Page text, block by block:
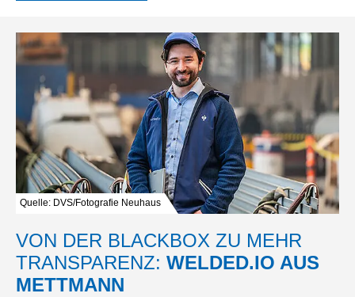
Quelle: DVS/Fotografie Neuhaus
VON DER BLACKBOX ZU MEHR
TRANSPARENZ: WELDED.IO AUS
METTMANN